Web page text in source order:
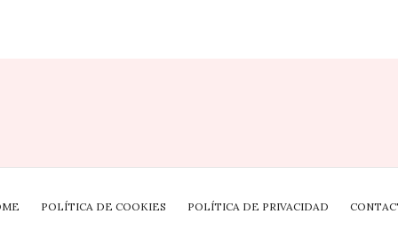
POLÍTICA DE COOKIES POLÍTICA DE PRIVACIDAD